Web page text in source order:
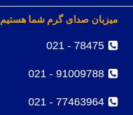
میزبان صدای گرم شما هستیم
78475 - 021
91009788 - 021
77463964 - 021